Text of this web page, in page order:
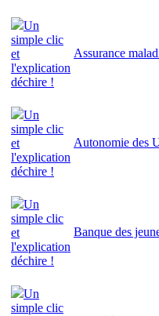
Un
simple clic
et
l'explication
déchire !
Assurance
Un
simple clic
et
l'explication
déchire !
Autonomie des
Un
simple clic
et
l'explication
déchire !
Banque des
Un
simple clic